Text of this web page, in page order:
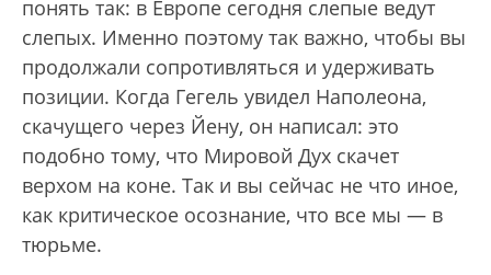
понять так: в Европе сегодня слепые ведут
слепых. Именно поэтому так важно, чтобы вы
продолжали сопротивляться и удерживать
позиции. Когда Гегель увидел Наполеона,
скачущего через Йену, он написал: это
подобно тому, что Мировой Дух скачет
верхом на коне. Так и вы сейчас не что иное,
как критическое осознание, что все мы — в
тюрьме.